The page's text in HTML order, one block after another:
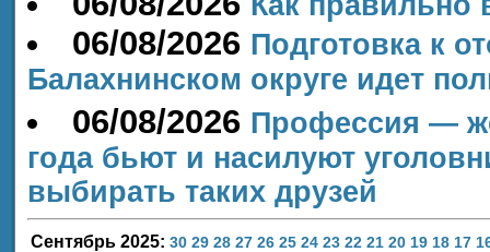
06/08/2026 Подготовка к
Балахнинском округе идет
06/08/2026 Профессия —
года бьют и насилуют
выбирать таких друзей
Сентябрь 2025: 30 29 28 27 26 25 24 23 22 21 20 19 18 17